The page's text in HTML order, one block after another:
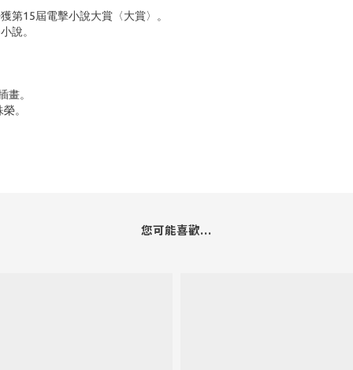
第15屆電擊小說大賞〈大賞〉。
說。
畫。
。
您可能喜歡...